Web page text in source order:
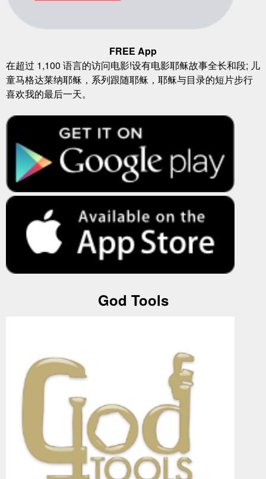
FREE App
在超过 1,100 语言的访问电影!设有电影耶稣故事全长和段; 儿
童马格达莱纳耶稣，系列跟随耶稣，耶稣与目录的短片步行
喜欢我的最后一天。
God Tools